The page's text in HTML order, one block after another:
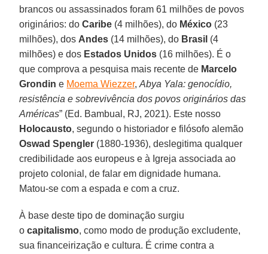
brancos ou assassinados foram 61 milhões de povos
originários: doCaribe (4 milhões), do México (23
milhões), dos Andes (14 milhões), do Brasil (4
milhões) e dos Estados Unidos (16 milhões). É o
que comprova a pesquisa mais recente de Marcelo
Grondin e Moema Wiezzer,Abya Yala: genocídio,
resistência e sobrevivência dos povos originários das
Américas” (Ed. Bambual, RJ, 2021). Este nosso
Holocausto, segundo o historiador e filósofo alemão
Oswad Spengler (1880-1936), deslegitima qualquer
credibilidade aos europeus e à Igreja associada ao
projeto colonial, de falar em dignidade humana.
Matou-se com a espada e com a cruz.
À base deste tipo de dominação surgiu
ocapitalismo, como modo de produção excludente,
sua financeirização e cultura. É crime contra a